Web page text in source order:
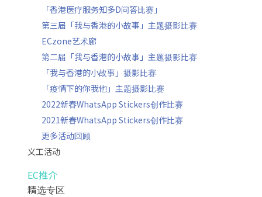
「香港医疗服务知多D问答比赛」
第三届「我与香港的小故事」主题摄影比赛
ECzone艺术廊
第二届「我与香港的小故事」主题摄影比赛
「我与香港的小故事」摄影比赛
「疫情下的你我他」主题摄影比赛
2022新春WhatsApp Stickers创作比赛
2021新春WhatsApp Stickers创作比赛
更多活动回顾
义工活动
EC推介
精选专区